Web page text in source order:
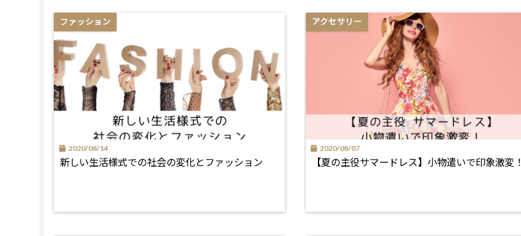
ファッション
2020/08/14
新しい生活様式での社会の変化とファッション
アクセサリー
2020/08/07
【夏の主役サマードレス】小物遣いで印象激変！